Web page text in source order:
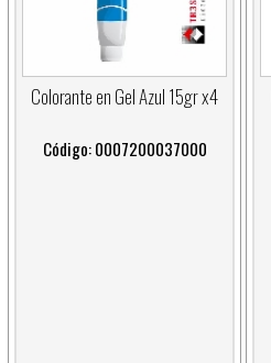
Colorante en Gel Azul 15gr x4
Código: 0007200037000